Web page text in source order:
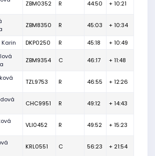
ZBM0352 R 44:50 + 10:21
ZBM8350 R 45:03 + 10:34
DKP0250 R 45:18 + 10:49
ZBM9354 C 46:17 + 11:48
TZL9753 R 46:55 + 12:26
CHC9951 R 49:12 + 14:43
VLI0452 R 49:52 + 15:23
KRL0551 C 56:23 + 21:54